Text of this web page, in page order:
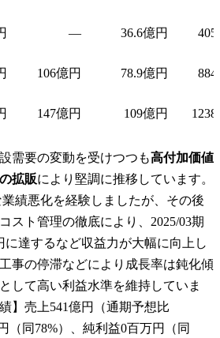
— 36.6億円
106億円 78.9億円
147億円 109億円
需要の変動を受けつつも高付加価値
拡販により堅調に推移しています。
業績悪化を経験しましたが、その後
スト管理の徹底により、2025/03期
に達するなど収益力が大幅に向上し
事の停滞などにより成長率は鈍化傾
して高い利益水準を維持していま
】売上541億円（通期予想比
（同78%）、純利益0百万円（同